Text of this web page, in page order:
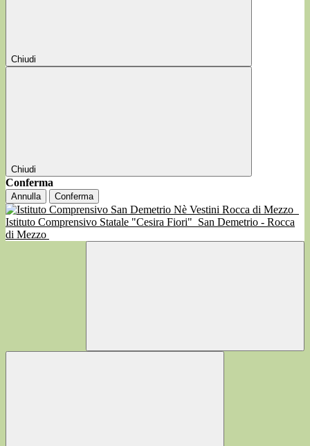
Chiudi
Chiudi
Conferma
Annulla Conferma
Istituto Comprensivo Statale "Cesira Fiori" San Demetrio - Rocca
di Mezzo